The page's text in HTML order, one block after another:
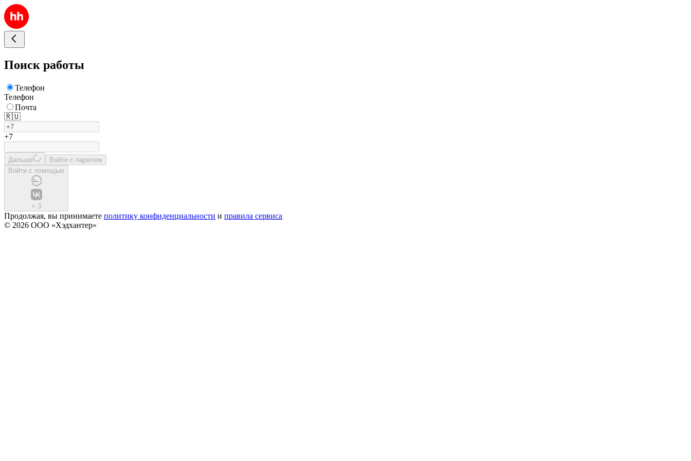
Поиск работы
Телефон
Телефон
Почта
🇷🇺
+7
Дальше
Войти с паролем
Войти с помощью
+ 3
Продолжая, вы принимаете политику конфиденциальности и правила сервиса
© 2026 ООО «Хэдхантер»